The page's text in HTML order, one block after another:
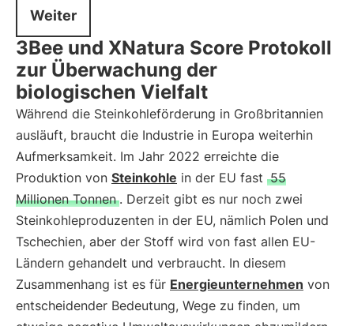
Weiter
3Bee und XNatura Score Protokoll
zur Überwachung der
biologischen Vielfalt
Während die Steinkohleförderung in Großbritannien
ausläuft, braucht die Industrie in Europa weiterhin
Aufmerksamkeit. Im Jahr 2022 erreichte die
Produktion von Steinkohle in der EU fast 55
Millionen Tonnen . Derzeit gibt es nur noch zwei
Steinkohleproduzenten in der EU, nämlich Polen und
Tschechien, aber der Stoff wird von fast allen EU-
Ländern gehandelt und verbraucht. In diesem
Zusammenhang ist es für Energieunternehmen von
entscheidender Bedeutung, Wege zu finden, um